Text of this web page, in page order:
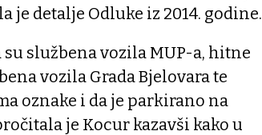
detalje Odluke iz 2014. godine.
službena vozila MUP-a, hitne
vozila Grada Bjelovara te
oznake i da je parkirano na
je Kocur kazavši kako u